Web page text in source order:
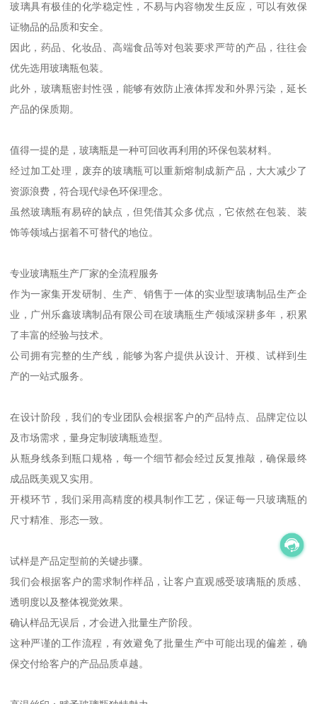
玻璃具有极佳的化学稳定性，不易与内容物发生反应，可以有效保
证物品的品质和安全。
因此，药品、化妆品、高端食品等对包装要求严苛的产品，往往会
优先选用玻璃瓶包装。
此外，玻璃瓶密封性强，能够有效防止液体挥发和外界污染，延长
产品的保质期。
值得一提的是，玻璃瓶是一种可回收再利用的环保包装材料。
经过加工处理，废弃的玻璃瓶可以重新熔制成新产品，大大减少了
资源浪费，符合现代绿色环保理念。
虽然玻璃瓶有易碎的缺点，但凭借其众多优点，它依然在包装、装
饰等领域占据着不可替代的地位。
专业玻璃瓶生产厂家的全流程服务
作为一家集开发研制、生产、销售于一体的实业型玻璃制品生产企
业，广州乐鑫玻璃制品有限公司在玻璃瓶生产领域深耕多年，积累
了丰富的经验与技术。
公司拥有完整的生产线，能够为客户提供从设计、开模、试样到生
产的一站式服务。
在设计阶段，我们的专业团队会根据客户的产品特点、品牌定位以
及市场需求，量身定制玻璃瓶造型。
从瓶身线条到瓶口规格，每一个细节都会经过反复推敲，确保最终
成品既美观又实用。
开模环节，我们采用高精度的模具制作工艺，保证每一只玻璃瓶的
尺寸精准、形态一致。
试样是产品定型前的关键步骤。
我们会根据客户的需求制作样品，让客户直观感受玻璃瓶的质感、
透明度以及整体视觉效果。
确认样品无误后，才会进入批量生产阶段。
这种严谨的工作流程，有效避免了批量生产中可能出现的偏差，确
保交付给客户的产品品质卓越。